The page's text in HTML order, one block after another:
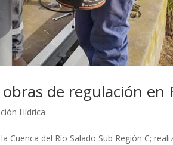
de regulación en
Hídrica
del Río Salado Sub Región C;